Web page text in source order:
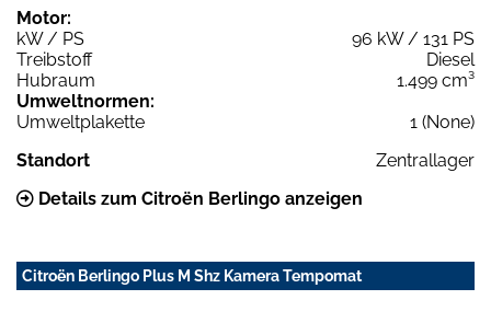
Motor:
kW / PS
96 kW / 131 PS
Treibstoff
Diesel
Hubraum
1.499 cm³
Umweltnormen:
Umweltplakette
1 (None)
Standort
Zentrallager
Details zum Citroën Berlingo anzeigen
Citroën Berlingo Plus M Shz Kamera Tempomat